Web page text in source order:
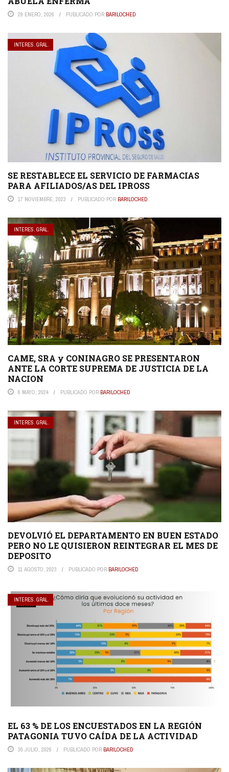
29 ENERO, 2026 PUBLICADO POR BARILOCHED
INTERES. GRAL.
SE RESTABLECE EL SERVICIO DE FARMACIAS
PARA AFILIADOS/AS DEL IPROSS
17 NOVIEMBRE, 2023 PUBLICADO POR BARILOCHED
INTERES. GRAL.
CAME, SRA y CONINAGRO SE PRESENTARON
ANTE LA CORTE SUPREMA DE JUSTICIA DE LA
NACION
6 MAYO, 2024 PUBLICADO POR BARILOCHED
INTERES. GRAL.
DEVOLVIÓ EL DEPARTAMENTO EN BUEN ESTADO
PERO NO LE QUISIERON REINTEGRAR EL MES DE
DEPOSITO
11 AGOSTO, 2023 PUBLICADO POR BARILOCHED
INTERES. GRAL.
EL 63 % DE LOS ENCUESTADOS EN LA REGIÓN
PATAGONIA TUVO CAÍDA DE LA ACTIVIDAD
30 JULIO, 2026 PUBLICADO POR BARILOCHED